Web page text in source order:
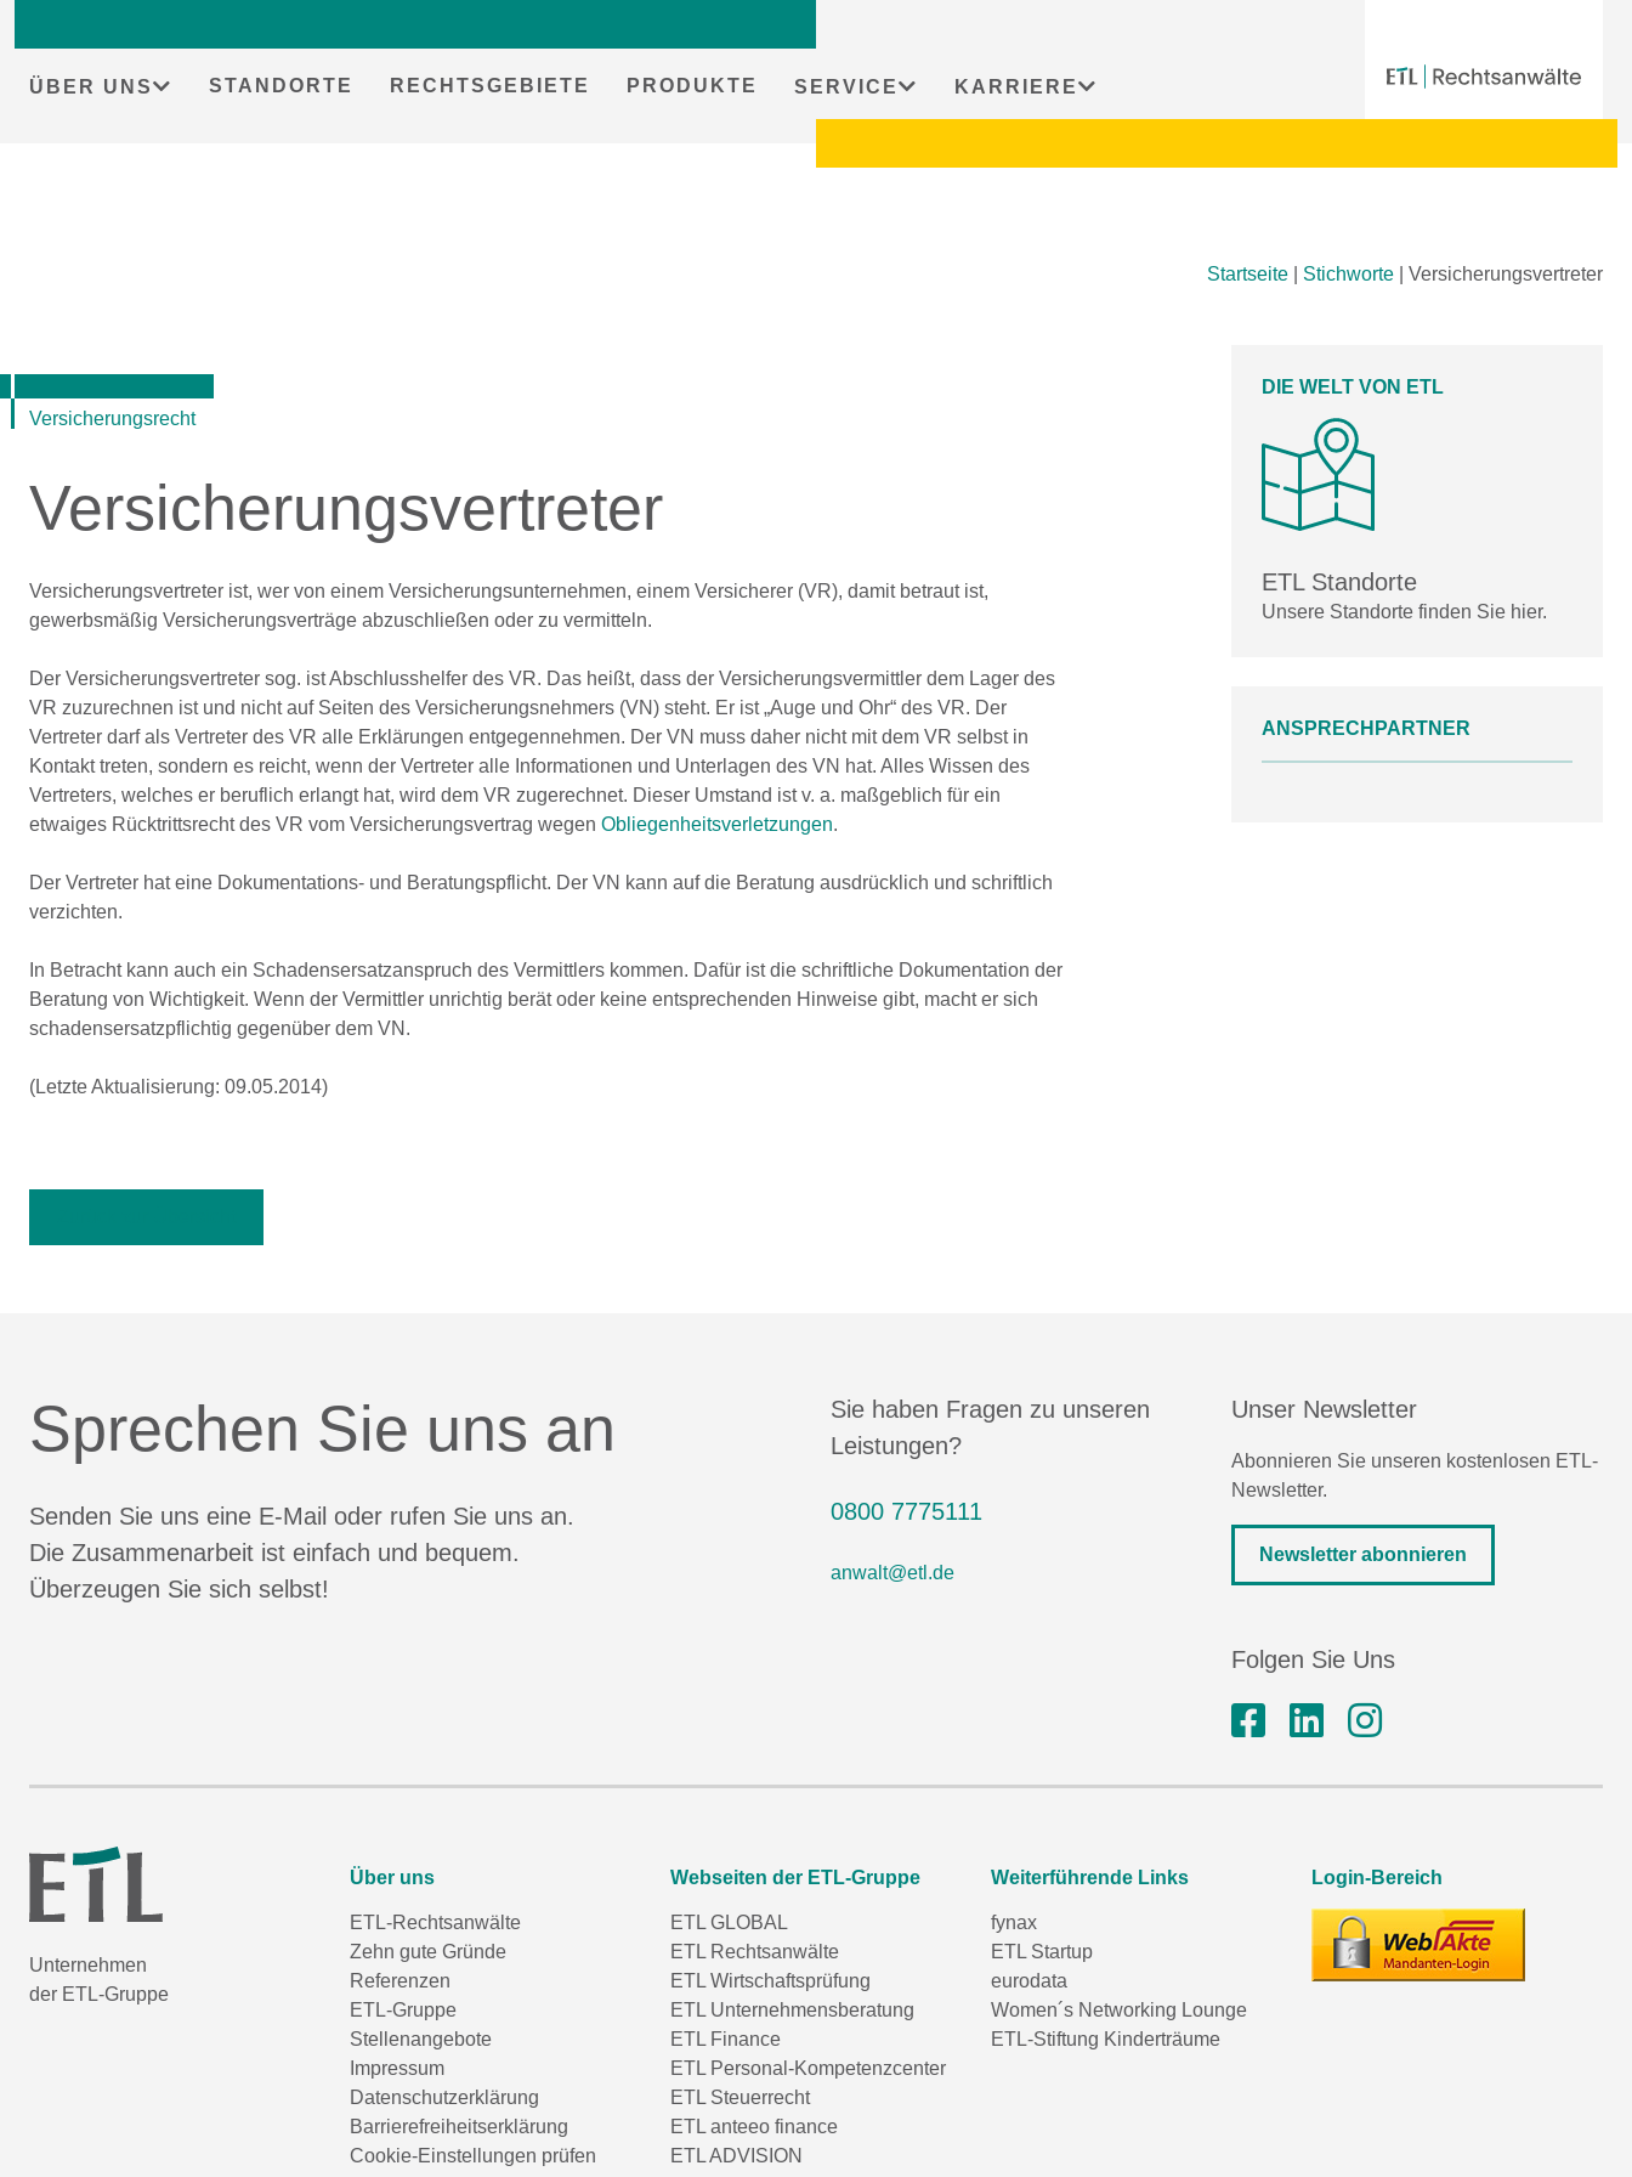
ÜBER UNS STANDORTE RECHTSGEBIETE PRODUKTE SERVICE KARRIERE
Startseite Stichworte Versicherungsvertreter
Versicherungsrecht
Versicherungsvertreter
Versicherungsvertreter ist, wer von einem Versicherungsunternehmen, einem Versicherer (VR), damit betraut ist,
gewerbsmäßig Versicherungsverträge abzuschließen oder zu vermitteln.
Der Versicherungsvertreter sog. ist Abschlusshelfer des VR. Das heißt, dass der Versicherungsvermittler dem Lager des
VR zuzurechnen ist und nicht auf Seiten des Versicherungsnehmers (VN) steht. Er ist „Auge und Ohr“ des VR. Der
Vertreter darf als Vertreter des VR alle Erklärungen entgegennehmen. Der VN muss daher nicht mit dem VR selbst in
Kontakt treten, sondern es reicht, wenn der Vertreter alle Informationen und Unterlagen des VN hat. Alles Wissen des
Vertreters, welches er beruflich erlangt hat, wird dem VR zugerechnet. Dieser Umstand ist v. a. maßgeblich für ein
etwaiges Rücktrittsrecht des VR vom Versicherungsvertrag wegen Obliegenheitsverletzungen.
Der Vertreter hat eine Dokumentations- und Beratungspflicht. Der VN kann auf die Beratung ausdrücklich und schriftlich
verzichten.
In Betracht kann auch ein Schadensersatzanspruch des Vermittlers kommen. Dafür ist die schriftliche Dokumentation der
Beratung von Wichtigkeit. Wenn der Vermittler unrichtig berät oder keine entsprechenden Hinweise gibt, macht er sich
schadensersatzpflichtig gegenüber dem VN.
(Letzte Aktualisierung: 09.05.2014)
DIE WELT VON ETL
ETL Standorte
Unsere Standorte finden Sie hier.
ANSPRECHPARTNER
Sprechen Sie uns an
Senden Sie uns eine E-Mail oder rufen Sie uns an.
Die Zusammenarbeit ist einfach und bequem.
Überzeugen Sie sich selbst!
Sie haben Fragen zu unseren
Leistungen?
0800 7775111
anwalt@etl.de
Unser Newsletter
Abonnieren Sie unseren kostenlosen ETL-
Newsletter.
Newsletter abonnieren
Folgen Sie Uns
Unternehmen
der ETL-Gruppe
Über uns
ETL-Rechtsanwälte
Zehn gute Gründe
Referenzen
ETL-Gruppe
Stellenangebote
Impressum
Datenschutzerklärung
Barrierefreiheitserklärung
Cookie-Einstellungen prüfen
Webseiten der ETL-Gruppe
ETL GLOBAL
ETL Rechtsanwälte
ETL Wirtschaftsprüfung
ETL Unternehmensberatung
ETL Finance
ETL Personal-Kompetenzcenter
ETL Steuerrecht
ETL anteeo finance
ETL ADVISION
Weiterführende Links
fynax
ETL Startup
eurodata
Women´s Networking Lounge
ETL-Stiftung Kinderträume
Login-Bereich